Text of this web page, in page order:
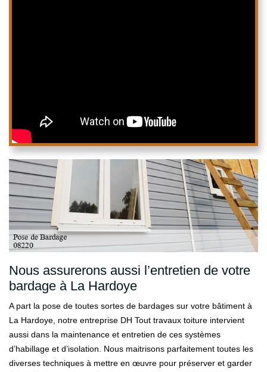
Nous assurerons aussi l’entretien de votre
bardage à La Hardoye
A part la pose de toutes sortes de bardages sur votre bâtiment à
La Hardoye, notre entreprise DH Tout travaux toiture intervient
aussi dans la maintenance et entretien de ces systèmes
d’habillage et d’isolation. Nous maitrisons parfaitement toutes les
diverses techniques à mettre en œuvre pour préserver et garder